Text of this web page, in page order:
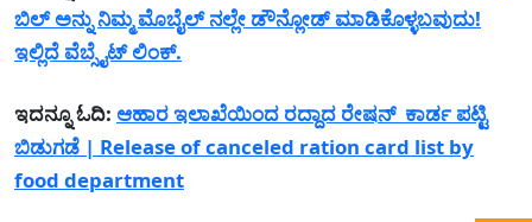
ಬಿಲ್ ಅನ್ನು ನಿಮ್ಮ ಮೊಬೈಲ್ ನಲ್ಲೇ ಡೌನ್ಲೋಡ್ ಮಾಡಿಕೊಳ್ಳಬವುದು!
ಇಲ್ಲಿದೆ ವೆಬ್ಸೈಟ್ ಲಿಂಕ್.
ಇದನ್ನೂ ಓದಿ: ಆಹಾರ ಇಲಾಖೆಯಿಂದ ರದ್ದಾದ ರೇಷನ್ ಕಾರ್ಡ ಪಟ್ಟಿ
ಬಿಡುಗಡೆ | Release of canceled ration card list by
food department